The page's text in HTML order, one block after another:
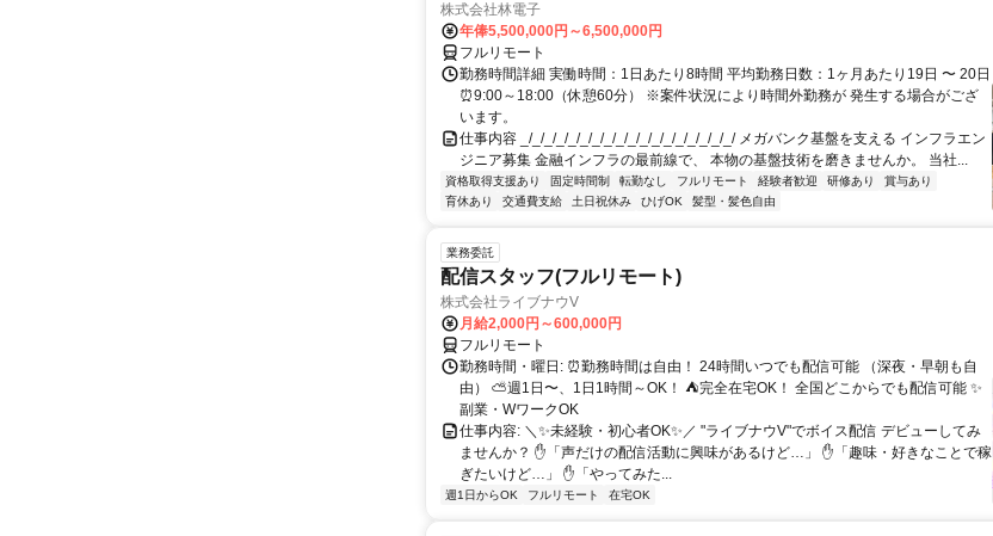
株式会社林電子
年俸5,500,000円～6,500,000円
フルリモート
勤務時間詳細 実働時間：1日あたり8時間 平均勤務日数：1ヶ月あたり19日 〜 20日
⏰9:00～18:00（休憩60分） ※案件状況により時間外勤務が 発生する場合がござ
います。
仕事内容 _/_/_/_/_/_/_/_/_/_/_/_/_/_/_/_/_/_/ メガバンク基盤を支える インフラエン
ジニア募集 金融インフラの最前線で、 本物の基盤技術を磨きませんか。 当社...
資格取得支援あり 固定時間制 転勤なし フルリモート 経験者歓迎 研修あり
賞与あり
育休あり
交通費支給 土日祝休み ひげOK 髪型・髪色自由
業務委託
配信スタッフ(フルリモート)
株式会社ライブナウV
月給2,000円～600,000円
フルリモート
勤務時間・曜日: ⏰勤務時間は自由！ 24時間いつでも配信可能 （深夜・早朝も自
由） ⛅週1日〜、1日1時間～OK！ ⛺完全在宅OK！ 全国どこからでも配信可能 ✨
副業・WワークOK
仕事内容: ＼✨未経験・初心者OK✨／ "ライブナウV"でボイス配信 デビューしてみ
ませんか？ ✋「声だけの配信活動に興味があるけど…」 ✋「趣味・好きなことで稼
ぎたいけど…」 ✋「やってみた...
週1日からOK フルリモート 在宅OK